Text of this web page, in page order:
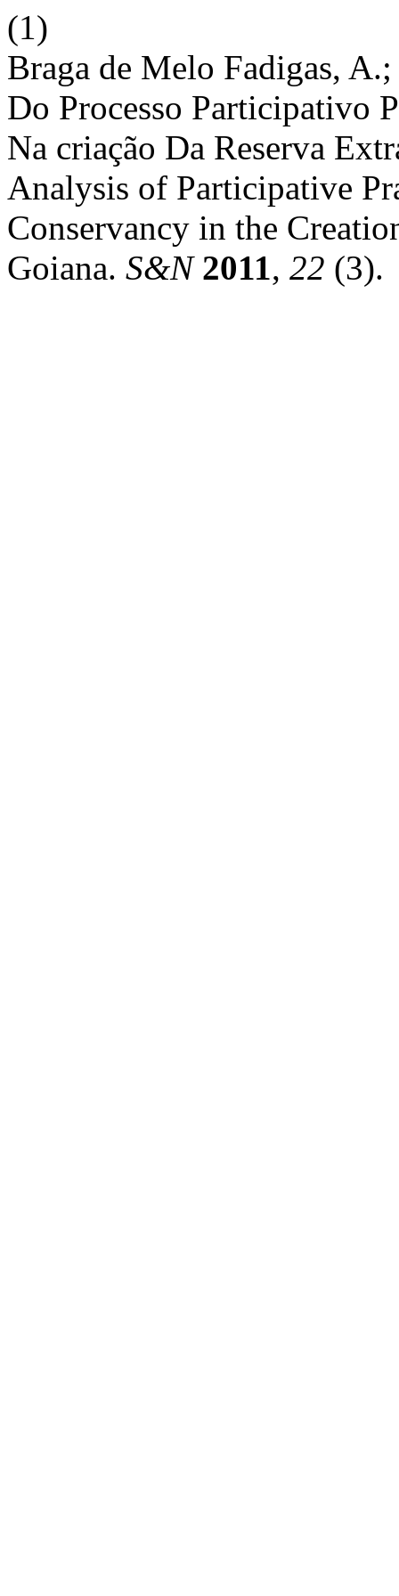
(1)
Braga de Melo Fadigas,
Do Processo Participativo
Na criação Da Reserva
Analysis of Participative
Conservancy in the
Goiana. S&N 2011, 22 (3).